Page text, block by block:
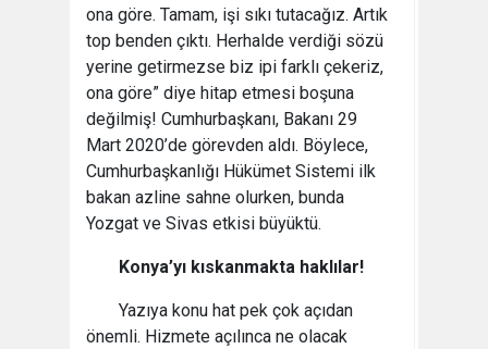
ona göre. Tamam, işi sıkı tutacağız. Artık
top benden çıktı. Herhalde verdiği sözü
yerine getirmezse biz ipi farklı çekeriz,
ona göre” diye hitap etmesi boşuna
değilmiş! Cumhurbaşkanı, Bakanı 29
Mart 2020’de görevden aldı. Böylece,
Cumhurbaşkanlığı Hükümet Sistemi ilk
bakan azline sahne olurken, bunda
Yozgat ve Sivas etkisi büyüktü.
Konya’yı kıskanmakta haklılar!
Yazıya konu hat pek çok açıdan
önemli. Hizmete açılınca ne olacak